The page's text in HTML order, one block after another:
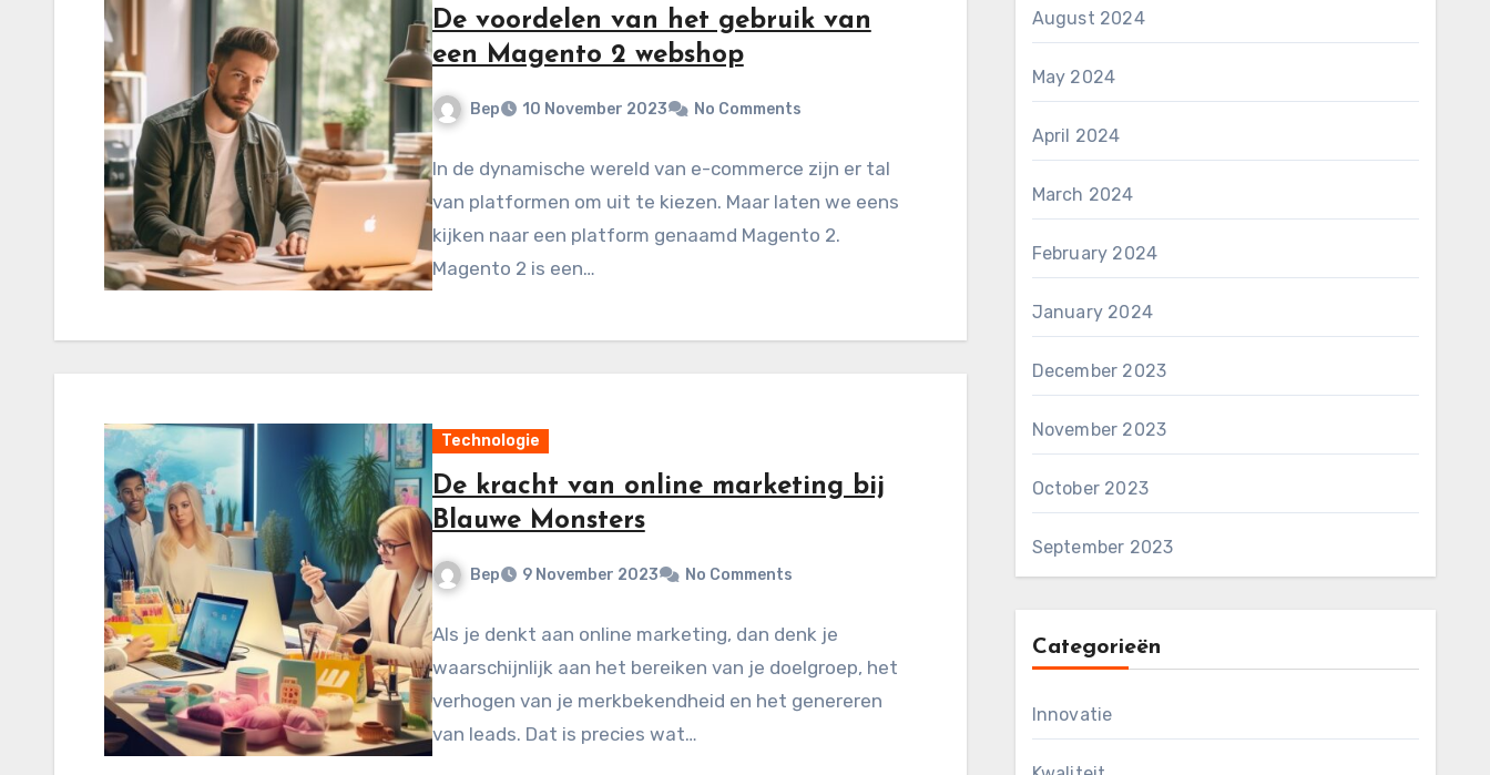
De voordelen van het gebruik van
een Magento 2 webshop
Bep 10 November 2023 No Comments
In de dynamische wereld van e-commerce zijn er tal
van platformen om uit te kiezen. Maar laten we eens
kijken naar een platform genaamd Magento 2.
Magento 2 is een…
Technologie
De kracht van online marketing bij
Blauwe Monsters
Bep 9 November 2023 No Comments
Als je denkt aan online marketing, dan denk je
waarschijnlijk aan het bereiken van je doelgroep, het
verhogen van je merkbekendheid en het genereren
van leads. Dat is precies wat…
August 2024
May 2024
April 2024
March 2024
February 2024
January 2024
December 2023
November 2023
October 2023
September 2023
Categorieën
Innovatie